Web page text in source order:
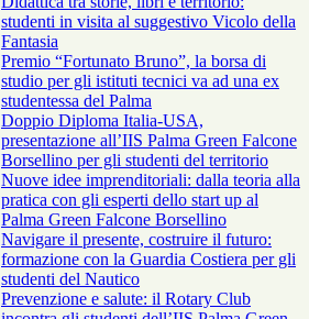
studenti in visita al suggestivo Vicolo della
Fantasia
Premio “Fortunato Bruno”, la borsa di
studio per gli istituti tecnici va ad una ex
studentessa del Palma
Doppio Diploma Italia-USA,
presentazione all’IIS Palma Green Falcone
Borsellino per gli studenti del territorio
Nuove idee imprenditoriali: dalla teoria alla
pratica con gli esperti dello start up al
Palma Green Falcone Borsellino
Navigare il presente, costruire il futuro:
formazione con la Guardia Costiera per gli
studenti del Nautico
Prevenzione e salute: il Rotary Club